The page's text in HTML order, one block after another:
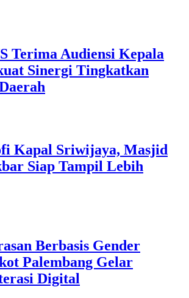
Terima Audiensi Kepala
Sinergi Tingkatkan
Kapal Sriwijaya, Masjid
Siap Tampil Lebih
Berbasis Gender
Palembang Gelar
Digital